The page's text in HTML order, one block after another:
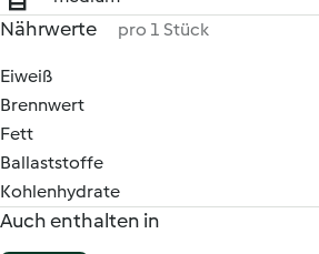
Nährwerte pro 1 Stück
Eiweiß
Brennwert
Fett
Ballaststoffe
Kohlenhydrate
Auch enthalten in